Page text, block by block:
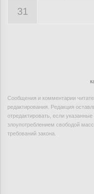
31
Сообщения и комментарии
редактирования. Редакция
отредактировать, если
злоупотреблением свободой
требований закона.